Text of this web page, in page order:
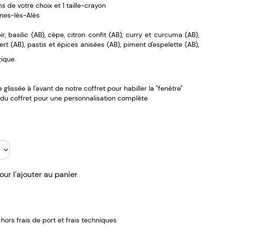
de votre choix et 1 taille-crayon
lès-Alès
basilic (AB), cèpe, citron confit (AB), curry et curcuma (AB),
(AB), pastis et épices anisées (AB), piment d'espelette (AB),
glissée à l'avant de notre coffret pour habiller la "fenêtre"
coffret pour une personnalisation complète
l'ajouter au panier
frais de port et frais techniques